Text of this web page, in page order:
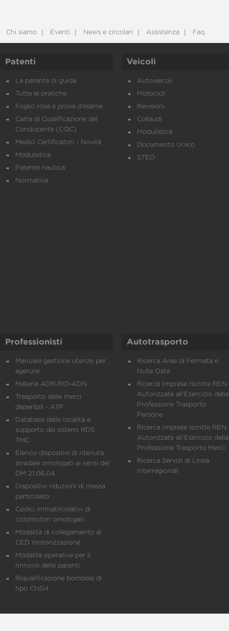
Chi siamo Eventi News e circolari Assistenza Faq
Patenti
La patente di guida
Tutte le pratiche
Foglio rosa e prove d’esame
Carta di Qualificazione del
Conducente (CQC)
Medici Certificatori - Novità
Modulistica
Patente nautica
Normativa
Veicoli
Autoveicoli
Motocicli
Revisioni
Collaudi
Modulistica
Documento Unico
STED
Professionisti
Manuale gestione utenze per
agenzie
Materia ADR-RID-ADN
Trasporto delle merci
deperibili - ATP
Database delle località a
supporto dei sistemi RDS
TMC
Elenco dispositivi di ritenuta
stradale omologati ai sensi del
DM 21.06.04
Dispositivi riduzioni di massa
particolato
Codici immatricolativi di
ciclomotori omologati
Modalità di collegamento al
CED motorizzazione
Modalità operative per il
rinnovo delle patenti
Riqualificazione bombole di
tipo CNG4
Autotrasporto
Ricerca Aree di Fermata e
Nulla Osta
Ricerca Imprese Iscritte REN
Autorizzate all'Esercizio della
Professione Trasporto
Persone
Ricerca Imprese iscritte REN
Autorizzate all'Esercizio della
Professione Trasporto Merci
Ricerca Servizi di Linea
Interregionali